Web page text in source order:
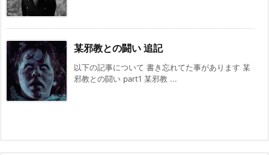
某邪教との闘い 追記
以下の記事について 書き忘れてた事があります 某
邪教との闘い part1 某邪教 ...